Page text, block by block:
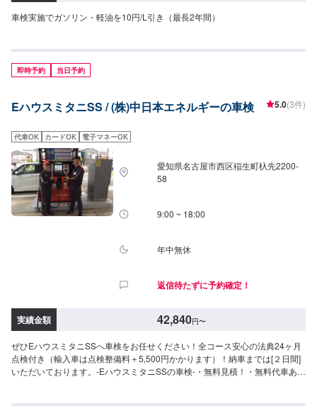
車検実施でガソリン・軽油を10円/L引き（最長2年間）
即時予約 当日予約
EハウスミタニSS / (株)中日本エネルギーの車検 5.0(3件)
代車OK カードOK 電子マネーOK
愛知県名古屋市西区稲生町杁先2200-
58
9:00 ~ 18:00
年中無休
返信待たずに予約確定！
実績金額 42,840円〜
ぜひEハウスミタニSSへ車検をお任せください！全コース安心の法典24ヶ月
点検付き（輸入車は点検整備料＋5,500円かかります）！納車までは[２日間]
いただいております。-EハウスミタニSSの車検-・無料見積！・無料代車あ
軽にご相談ください！＜アクセル車検＞車検基本料11,000円！-参考価格-⚫︎軽